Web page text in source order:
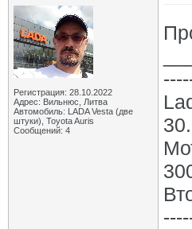
Регистрация: 28.10.2022
Адрес: Вильнюс, Литва
Автомобиль: LADA Vesta (две
штуки), Toyota Auris
Сообщений: 4